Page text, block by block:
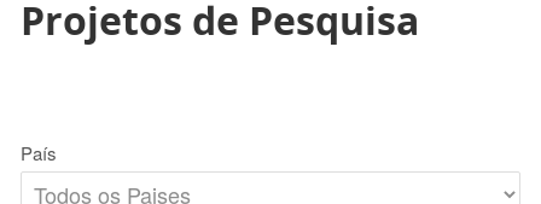
Projetos de Pesquisa
País